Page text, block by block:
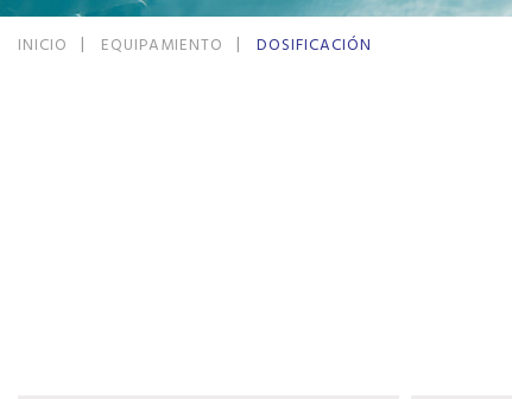
INICIO EQUIPAMIENTO DOSIFICACIÓN